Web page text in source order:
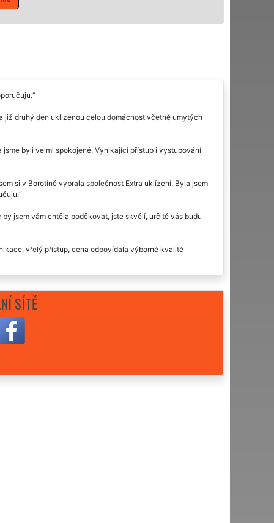
již druhý den uklizenou celou domácnost včetně umytých
byli velmi spokojené. Vynikající přístup i vystupování
si v Borotíně vybrala společnost Extra uklízení. Byla jsem
jsem vám chtěla poděkovat, jste skvělí, určitě vás budu
vřelý přístup, cena odpovídala výborné kvalitě
nádherně. Děkuji a doporučuji.
SÍTĚ